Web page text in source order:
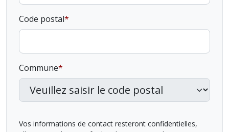
Code postal
Commune
Vos informations de contact resteront confidentielles,